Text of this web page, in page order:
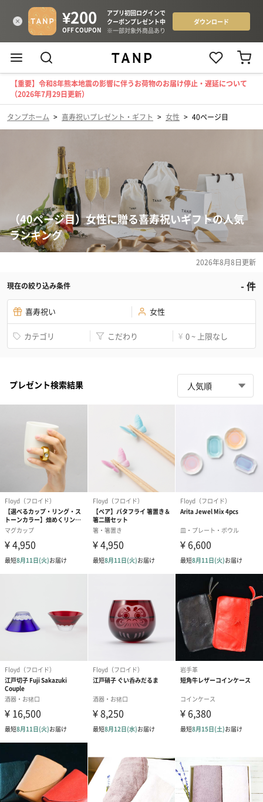
【重要】令和8年熊本地震の影響に伴うお荷物のお届け停止・遅延について
（2026年7月29日更新）
タンプホーム > 喜寿祝いプレゼント・ギフト > 女性 > 40ページ目
（40ページ目）女性に贈る喜寿祝いギフトの人気
ランキング
2026年8月8日更新
現在の絞り込み条件 -件
喜寿祝い 女性
カテゴリ こだわり ¥ 0 ~ 上限なし
プレゼント検索結果